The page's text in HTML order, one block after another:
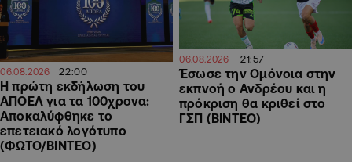
06.08.2026 22:00
Η πρώτη εκδήλωση του
ΑΠΟΕΛ για τα 100χρονα:
Αποκαλύφθηκε το
επετειακό λογότυπο
(ΦΩΤΟ/ΒΙΝΤΕΟ)
06.08.2026 21:57
Έσωσε την Ομόνοια στην
εκπνοή ο Ανδρέου και η
πρόκριση θα κριθεί στο
ΓΣΠ (ΒΙΝΤΕΟ)